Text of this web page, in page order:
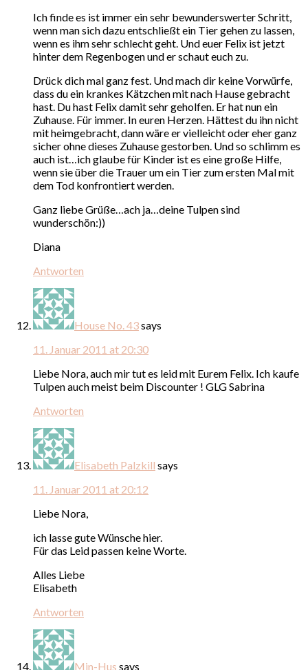
Ich finde es ist immer ein sehr bewunderswerter Schritt,
wenn man sich dazu entschließt ein Tier gehen zu lassen,
wenn es ihm sehr schlecht geht. Und euer Felix ist jetzt
hinter dem Regenbogen und er schaut euch zu.
Drück dich mal ganz fest. Und mach dir keine Vorwürfe,
dass du ein krankes Kätzchen mit nach Hause gebracht
hast. Du hast Felix damit sehr geholfen. Er hat nun ein
Zuhause. Für immer. In euren Herzen. Hättest du ihn nicht
mit heimgebracht, dann wäre er vielleicht oder eher ganz
sicher ohne dieses Zuhause gestorben. Und so schlimm es
auch ist…ich glaube für Kinder ist es eine große Hilfe,
wenn sie über die Trauer um ein Tier zum ersten Mal mit
dem Tod konfrontiert werden.
Ganz liebe Grüße…ach ja…deine Tulpen sind
wunderschön:))
Diana
Antworten
House No. 43says
11. Januar 2011 at 20:30
Liebe Nora, auch mir tut es leid mit Eurem Felix. Ich kaufe
Tulpen auch meist beim Discounter ! GLG Sabrina
Antworten
Elisabeth Palzkill says
11. Januar 2011 at 20:12
Liebe Nora,
ich lasse gute Wünsche hier.
Für das Leid passen keine Worte.
Alles Liebe
Elisabeth
Antworten
Min-Hus says